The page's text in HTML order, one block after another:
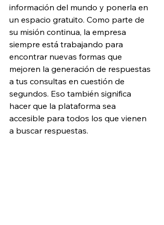
información del mundo y ponerla en
un espacio gratuito. Como parte de
su misión continua, la empresa
siempre está trabajando para
encontrar nuevas formas que
mejoren la generación de respuestas
a tus consultas en cuestión de
segundos. Eso también significa
hacer que la plataforma sea
accesible para todos los que vienen
a buscar respuestas.